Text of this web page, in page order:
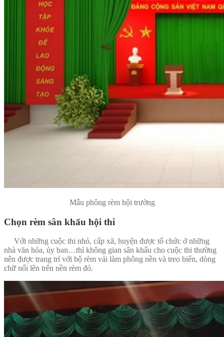
Mẫu phông rèm hội trường
Chọn rèm sân khấu hội thi
Với những cuộc thi nhỏ, cấp xã, huyện được tổ chức ở những
nhà văn hóa, ủy ban…thì không gian sân khấu cho cuộc thi thường
nên được trang trí với bộ rèm vải làm phông nền và treo biển, dòng
chữ nổi lên trên nền rèm đỏ.